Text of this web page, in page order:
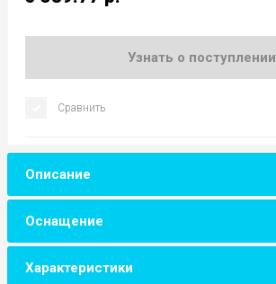
Узнать о поступлении
Сравнить
Описание
Оснащение
Характеристики